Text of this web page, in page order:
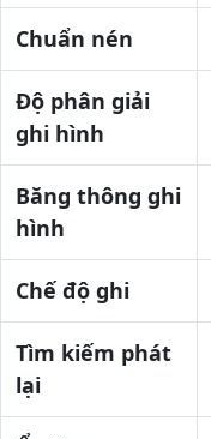
Chuẩn nén
Độ phân giải
ghi hình
Băng thông ghi
hình
Chế độ ghi
Tìm kiếm phát
lại